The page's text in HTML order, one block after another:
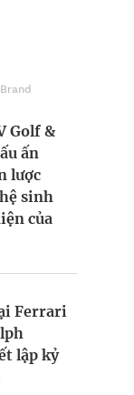
Brand
Golf &
ấn
lược
sinh
của
Ferrari
lập kỷ
vẻ
| Brand
tế, kết
nghệ
tỷ đô
tham
chơi